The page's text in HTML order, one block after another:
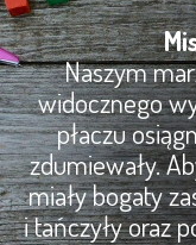
Naszym
widocznego
płaczu
zdumiewały.
miały bogaty
i tańczyły oraz